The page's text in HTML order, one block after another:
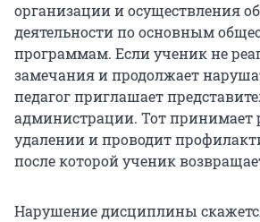
организации и осуществления
деятельности по основным
программам. Если ученик не
замечания и продолжает
педагог приглашает
администрации. Тот принимает
удалении и проводит
после которой ученик
Нарушение дисциплины